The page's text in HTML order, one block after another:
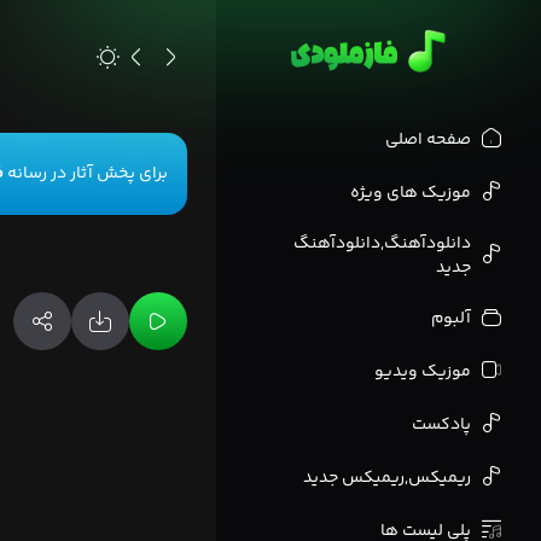
صفحه اصلی
موزیک های ویژه
دانلودآهنگ,دانلودآهنگ
جدید
آلبوم
موزیک ویدیو
پادکست
ریمیکس,ریمیکس جدید
پلی لیست ها
برای پخش آثار در رسانه